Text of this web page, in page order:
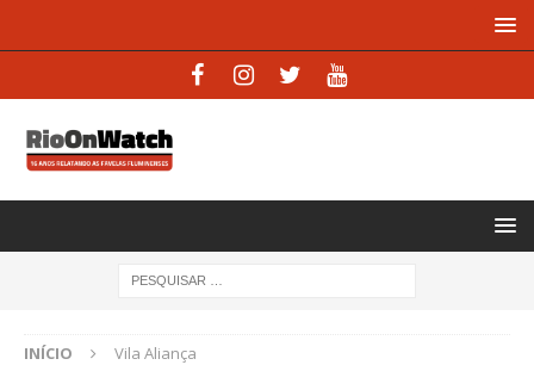
INÍCIO Vila Aliança